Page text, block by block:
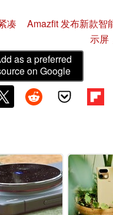
凑
Amazfit 发布新款智
示屏
as a preferred
on Google